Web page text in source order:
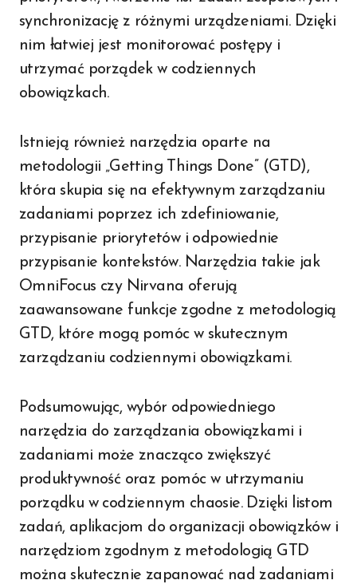
synchronizację z różnymi urządzeniami. Dzięki
nim łatwiej jest monitorować postępy i
utrzymać porządek w codziennych
obowiązkach.
Istnieją również narzędzia oparte na
metodologii „Getting Things Done” (GTD),
która skupia się na efektywnym zarządzaniu
zadaniami poprzez ich zdefiniowanie,
przypisanie priorytetów i odpowiednie
przypisanie kontekstów. Narzędzia takie jak
OmniFocus czy Nirvana oferują
zaawansowane funkcje zgodne z metodologią
GTD, które mogą pomóc w skutecznym
zarządzaniu codziennymi obowiązkami.
Podsumowując, wybór odpowiedniego
narzędzia do zarządzania obowiązkami i
zadaniami może znacząco zwiększyć
produktywność oraz pomóc w utrzymaniu
porządku w codziennym chaosie. Dzięki listom
zadań, aplikacjom do organizacji obowiązków i
narzędziom zgodnym z metodologią GTD
można skutecznie zapanować nad zadaniami